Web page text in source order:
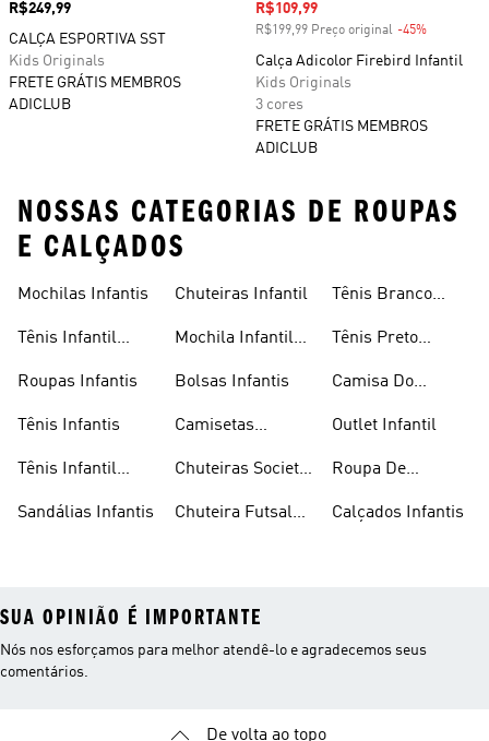
Preço
R$249,99
CALÇA ESPORTIVA SST
Kids Originals
FRETE GRÁTIS MEMBROS
ADICLUB
Preço com desconto
R$109,99
R$199,99 Preço original -45%
Calça Adicolor Firebird Infantil
Kids Originals
3 cores
FRETE GRÁTIS MEMBROS
ADICLUB
NOSSAS CATEGORIAS DE ROUPAS
E CALÇADOS
Mochilas Infantis
Tênis Infantil
Roupas Infantis
Tênis Infantis
Tênis Infantil
Sandálias Infantis
Chuteiras Infantil
Mochila Infantil
Bolsas Infantis
Camisetas
Chuteiras Society
Chuteira Futsal
Tênis Branco
Tênis Preto
Camisa Do
Outlet Infantil
Roupa De
Calçados Infantis
SUA OPINIÃO É IMPORTANTE
Nós nos esforçamos para melhor atendê-lo e agradecemos seus
comentários.
De volta ao topo